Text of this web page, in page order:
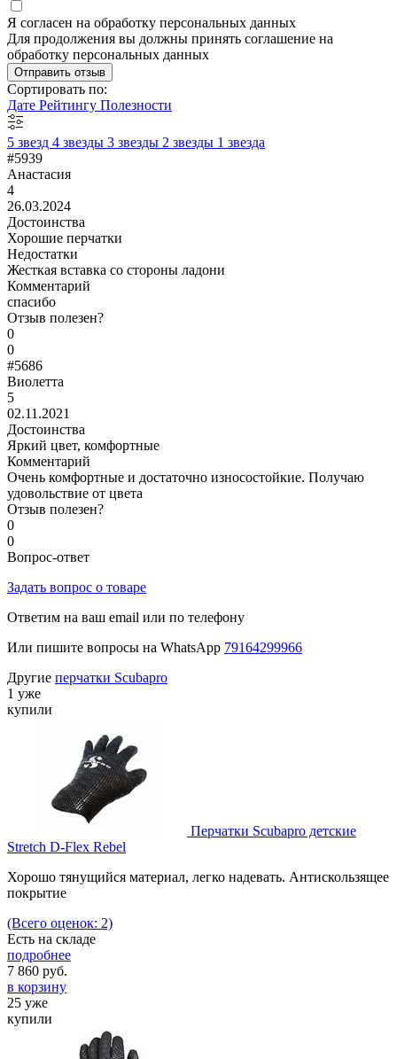
Я согласен на обработку персональных данных
Для продолжения вы должны принять соглашение на
обработку персональных данных
Отправить отзыв
Сортировать по:
Дате Рейтингу Полезности
5 звезд 4 звезды 3 звезды 2 звезды 1 звезда
#5939
Анастасия
4
26.03.2024
Достоинства
Хорошие перчатки
Недостатки
Жесткая вставка со стороны ладони
Комментарий
спасибо
Отзыв полезен?
0
0
#5686
Виолетта
5
02.11.2021
Достоинства
Яркий цвет, комфортные
Комментарий
Очень комфортные и достаточно износостойкие. Получаю
удовольствие от цвета
Отзыв полезен?
0
0
Вопрос-ответ
Задать вопрос о товаре
Ответим на ваш email или по телефону
Или пишите вопросы на WhatsApp 79164299966
Другие перчатки Scubapro
1 уже
купили
Перчатки Scubapro детские
Stretch D-Flex Rebel
Хорошо тянущийся материал, легко надевать. Антискользящее
покрытие
(Всего оценок: 2)
Есть на складе
подробнее
7 860 руб.
в корзину
25 уже
купили